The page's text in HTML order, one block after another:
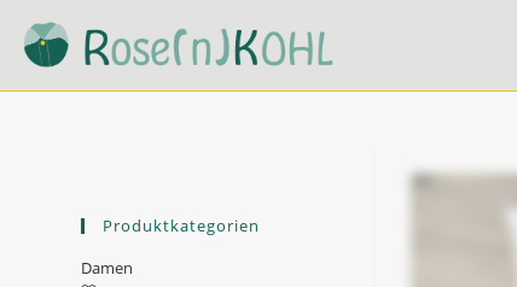
Inhalt
springen
Produktkategorien
Damen